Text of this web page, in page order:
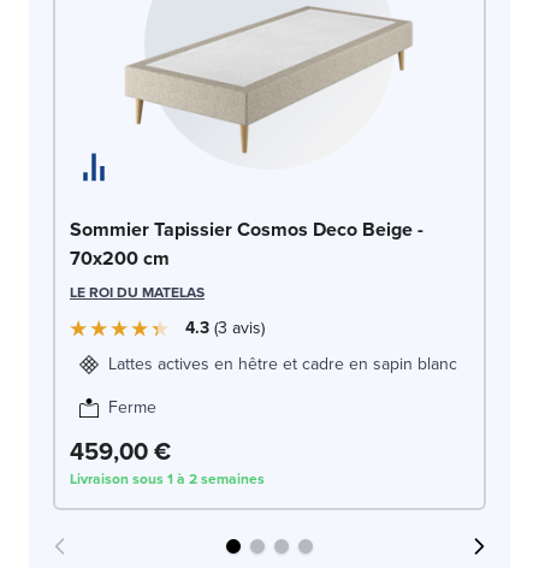
Sommier Tapissier Cosmos Deco Beige -
70x200 cm
LE ROI DU MATELAS
4.3 3 avis
Lattes actives en hêtre et cadre en sapin blanc
Ferme
459,00 €
Livraison sous 1 à 2 semaines